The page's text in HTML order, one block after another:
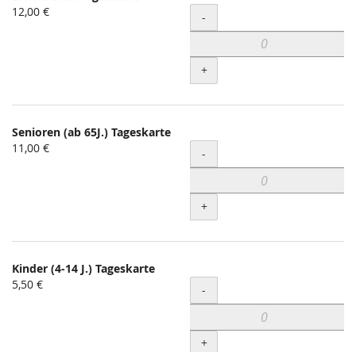
Unkategorisierte
12,00 €
Menge
-
+
Senioren (ab 65J.) Tageskarte
11,00 €
Menge
-
+
Kinder (4-14 J.) Tageskarte
5,50 €
Menge
-
+